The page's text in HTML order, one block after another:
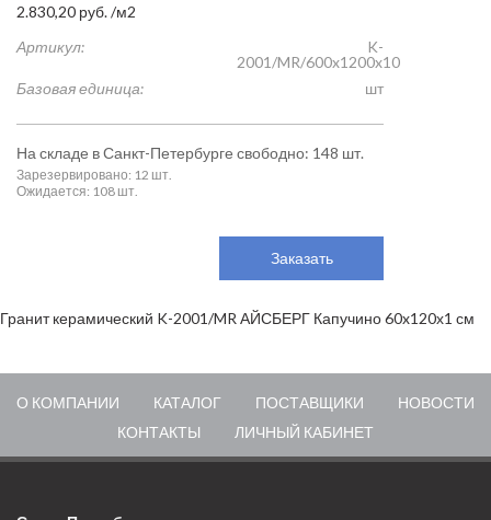
2.830,20 руб./м2
Артикул:
K-
2001/MR/600x1200x10
Базовая единица:
шт
На складе в Санкт-Петербурге свободно: 148 шт.
Зарезервировано: 12 шт.
Ожидается: 108 шт.
Заказать
Гранит керамический K-2001/MR АЙСБЕРГ Капучино 60x120х1 см
О КОМПАНИИ КАТАЛОГ ПОСТАВЩИКИ
НОВОСТИ
КОНТАКТЫ
ЛИЧНЫЙ КАБИНЕТ